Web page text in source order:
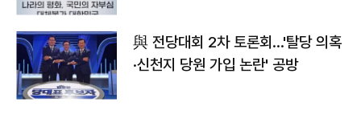
與 전당대회 2차 토론회…'탈당 의혹
·신천지 당원 가입 논란' 공방